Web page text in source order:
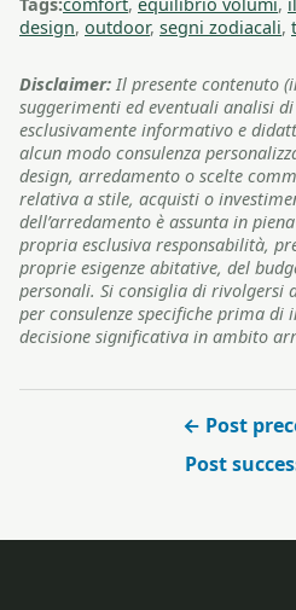
design, outdoor, segni zodiacali,
Disclaimer: Il presente contenuto
suggerimenti ed eventuali analisi
esclusivamente informativo e
alcun modo consulenza
design, arredamento o scelte
relativa a stile, acquisti o
dell’arredamento è assunta in
propria esclusiva responsabilità,
proprie esigenze abitative, del
personali. Si consiglia di rivolgersi
per consulenze specifiche prima di
decisione significativa in ambito
← Post
Post